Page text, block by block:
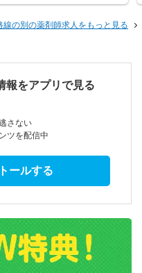
線の別の薬剤師求人をもっと見る
報をアプリで見る
さない
ツを配信中
ールする